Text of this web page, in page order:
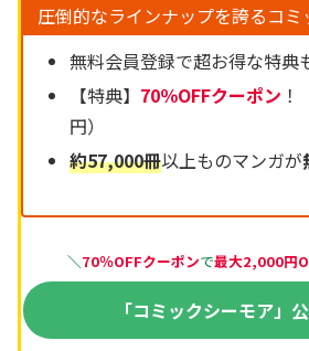
圧倒的なラインナップを誇るコミ
無料会員登録で超お得な特典
【特典】 70％OFFクーポン
円）
約57,000冊以上ものマンガが
＼70％OFFクーポンで最大2,000円
「コミックシーモア」